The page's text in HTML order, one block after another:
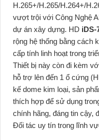
H.265+/H.265/H.264+/
vượt trội với Công Nghệ
dự án xây dựng. HD iDS-
rộng hệ thống bằng cách
cấp tính linh hoạt trong
Thiết bị này còn đi kèm
hỗ trợ lên đến 1 ổ cứng
kế dome kim loại, sản
thích hợp để sử dụng
chính hãng, đáng tin cậy,
Đối tác uy tín trong lĩnh